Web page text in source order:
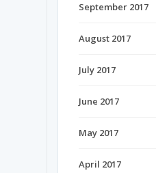
September 2017
August 2017
July 2017
June 2017
May 2017
April 2017